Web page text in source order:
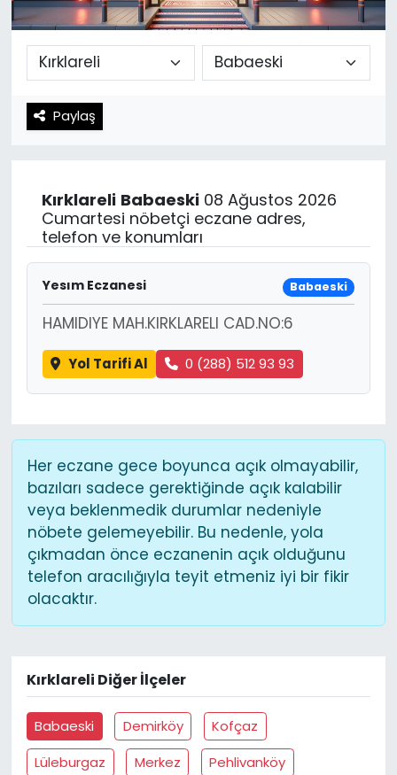
Paylaş
Kırklareli Babaeski08 Ağustos 2026
Cumartesi nöbetçi eczane adres,
telefon ve konumları
Yesım Eczanesi Babaeski
HAMIDIYE MAH.KIRKLARELI CAD.NO:6
Yol Tarifi Al 0 (288) 512 93 93
Her eczane gece boyunca açık olmayabilir,
bazıları sadece gerektiğinde açık kalabilir
veya beklenmedik durumlar nedeniyle
nöbete gelemeyebilir. Bu nedenle, yola
çıkmadan önce eczanenin açık olduğunu
telefon aracılığıyla teyit etmeniz iyi bir fikir
olacaktır.
Kırklareli Diğer İlçeler
Babaeski Demirköy
Kofçaz
Lüleburgaz
Merkez
Pehlivanköy
Spor
Teknoloji
Resmi İlanlar
Teknoloji
Yaşam
Künye
İletişim